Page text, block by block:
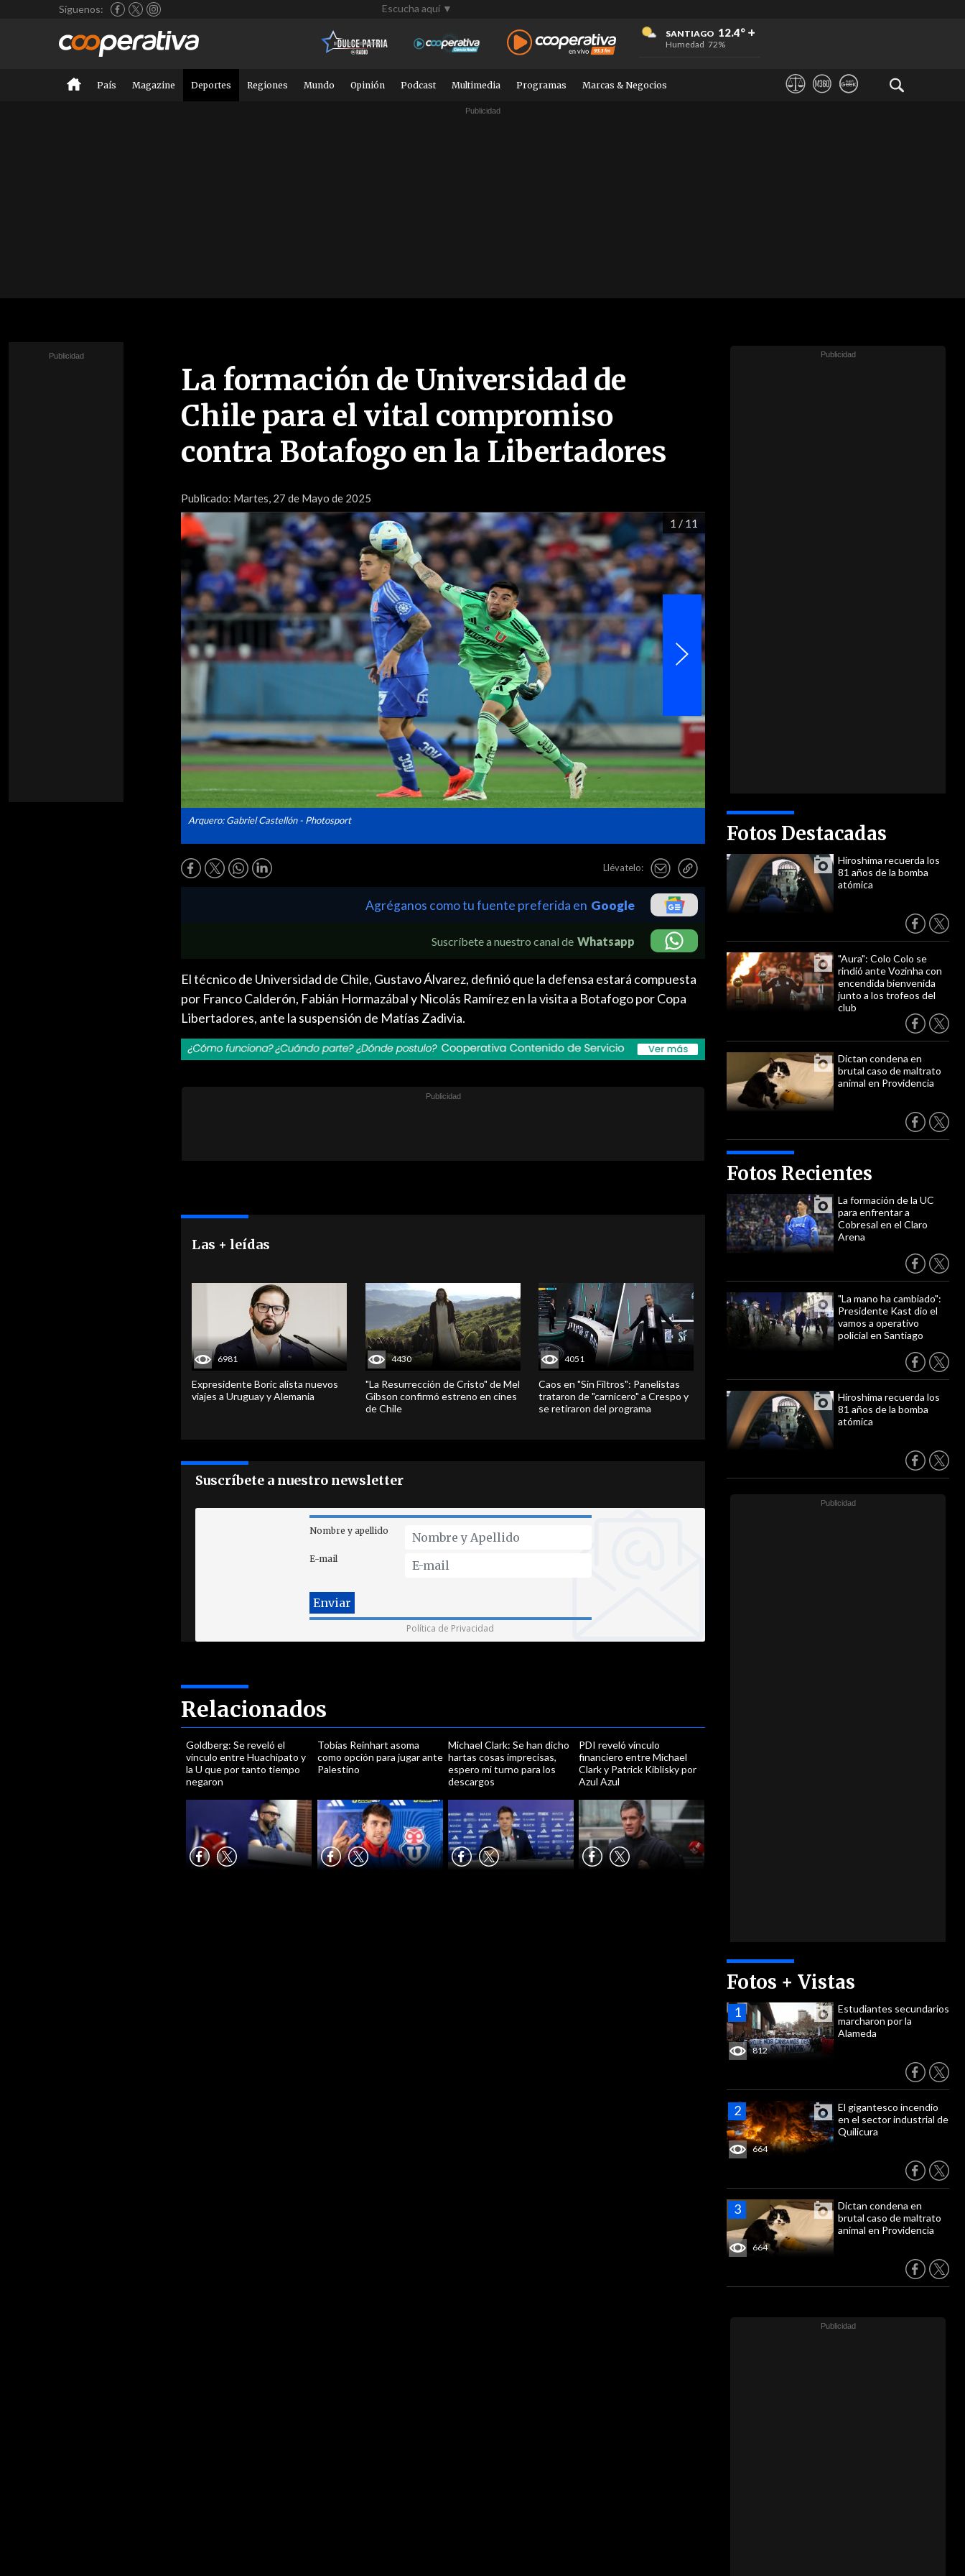
Síguenos: Escucha aquí ▼
SANTIAGO 12.4°
Humedad 72%
+
+
+
País Magazine Deportes Regiones Mundo Opinión Podcast Multimedia Programas Marcas & Negocios
La formación de Universidad de
Chile para el vital compromiso
contra Botafogo en la Libertadores
Publicado: Martes, 27 de Mayo de 2025
1 / 11
Arquero: Gabriel Castellón - Photosport
Llévatelo:
Fotos Destacadas
Hiroshima recuerda los
81 años de la bomba
atómica
"Aura": Colo Colo se
rindió ante Vozinha con
encendida bienvenida
junto a los trofeos del
club
Dictan condena en
brutal caso de maltrato
animal en Providencia
Fotos Recientes
La formación de la UC
para enfrentar a
Cobresal en el Claro
Arena
"La mano ha cambiado":
Presidente Kast dio el
vamos a operativo
policial en Santiago
Hiroshima recuerda los
81 años de la bomba
atómica
Fotos + Vistas
812
Estudiantes secundarios
marcharon por la
Alameda
664
El gigantesco incendio
en el sector industrial de
Quilicura
664
Dictan condena en
brutal caso de maltrato
animal en Providencia
Agréganos como tu fuente preferida en Google
Suscríbete a nuestro canal de Whatsapp
El técnico de Universidad de Chile, Gustavo Álvarez, definió que la defensa estará compuesta
por Franco Calderón, Fabián Hormazábal y Nicolás Ramírez en la visita a Botafogo por Copa
Libertadores, ante la suspensión de Matías Zadivia.
Las + leídas
6981
Expresidente Boric alista nuevos
viajes a Uruguay y Alemania
4430
"La Resurrección de Cristo" de Mel
Gibson confirmó estreno en cines
de Chile
4051
Caos en "Sin Filtros": Panelistas
trataron de "carnicero" a Crespo y
se retiraron del programa
Suscríbete a nuestro newsletter
Nombre y apellido
E-mail
Política de Privacidad
Relacionados
Goldberg: Se reveló el
vínculo entre Huachipato y
la U que por tanto tiempo
negaron
Tobías Reinhart asoma
como opción para jugar ante
Palestino
Michael Clark: Se han dicho
hartas cosas imprecisas,
espero mi turno para los
descargos
PDI reveló vínculo
financiero entre Michael
Clark y Patrick Kiblisky por
Azul Azul